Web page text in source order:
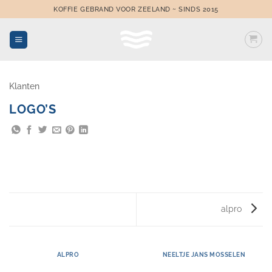
naar
inhoud
KOFFIE GEBRAND VOOR ZEELAND ~ SINDS 2015
Klanten
LOGO’S
alpro
ALPRO NEELTJE JANS MOSSELEN